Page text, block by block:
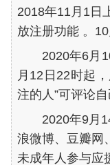
2018年11月1日
放注册功能 。
2020年6月
月12日22时起
注的人”可评论
2020年9月
浪微博、豆瓣网
未成年人参与应